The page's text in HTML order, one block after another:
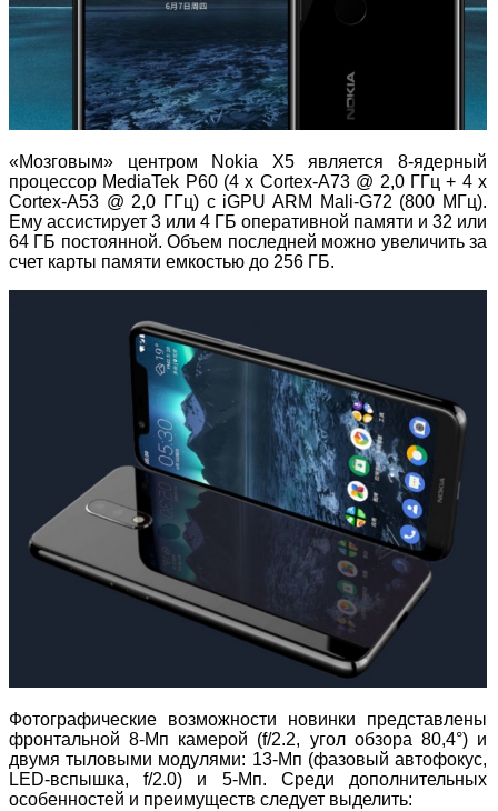
«Мозговым» центром Nokia X5 является 8-ядерный
процессор MediaTek P60 (4 x Cortex-A73 @ 2,0 ГГц + 4 х
Cortex-A53 @ 2,0 ГГц) с iGPU ARM Mali-G72 (800 МГц).
Ему ассистирует 3 или 4 ГБ оперативной памяти и 32 или
64 ГБ постоянной. Объем последней можно увеличить за
счет карты памяти емкостью до 256 ГБ.
Фотографические возможности новинки представлены
фронтальной 8-Мп камерой (f/2.2, угол обзора 80,4°) и
двумя тыловыми модулями: 13-Мп (фазовый автофокус,
LED-вспышка, f/2.0) и 5-Мп. Среди дополнительных
особенностей и преимуществ следует выделить: